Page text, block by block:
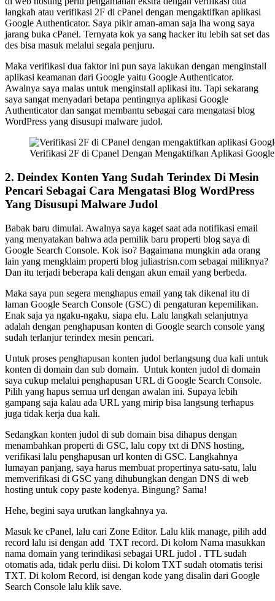
langkah atau verifikasi 2F di cPanel dengan mengaktifkan aplikasi
Google Authenticator. Saya pikir aman-aman saja lha wong saya
jarang buka cPanel. Ternyata kok ya sang hacker itu lebih sat set das
des bisa masuk melalui segala penjuru.
Maka verifikasi dua faktor ini pun saya lakukan dengan menginstall
aplikasi keamanan dari Google yaitu Google Authenticator.
Awalnya saya malas untuk menginstall aplikasi itu. Tapi sekarang
saya sangat menyadari betapa pentingnya aplikasi Google
Authenticator dan sangat membantu sebagai cara mengatasi blog
WordPress yang disusupi malware judol.
Verifikasi 2F di Cpanel Dengan Mengaktifkan Aplikasi
2. Deindex Konten Yang Sudah Terindex Di Mesin
Pencari Sebagai Cara Mengatasi Blog WordPress
Yang Disusupi Malware Judol
Babak baru dimulai. Awalnya saya kaget saat ada notifikasi email
yang menyatakan bahwa ada pemilik baru properti blog saya di
Google Search Console. Kok iso? Bagaimana mungkin ada orang
lain yang mengklaim properti blog juliastrisn.com sebagai miliknya?
Dan itu terjadi beberapa kali dengan akun email yang berbeda.
Maka saya pun segera menghapus email yang tak dikenal itu di
laman Google Search Console (GSC) di pengaturan kepemilikan.
Enak saja ya ngaku-ngaku, siapa elu. Lalu langkah selanjutnya
adalah dengan penghapusan konten di Google search console yang
sudah terlanjur terindex mesin pencari.
Untuk proses penghapusan konten judol berlangsung dua kali untuk
konten di domain dan sub domain. Untuk konten judol di domain
saya cukup melalui penghapusan URL di Google Search Console.
Pilih yang hapus semua url dengan awalan ini. Supaya lebih
gampang saja kalau ada URL yang mirip bisa langsung terhapus
juga tidak kerja dua kali.
Sedangkan konten judol di sub domain bisa dihapus dengan
menambahkan properti di GSC, lalu copy txt di DNS hosting,
verifikasi lalu penghapusan url konten di GSC. Langkahnya
lumayan panjang, saya harus membuat propertinya satu-satu, lalu
memverifikasi di GSC yang dihubungkan dengan DNS di web
hosting untuk copy paste kodenya. Bingung? Sama!
Hehe, begini saya urutkan langkahnya ya.
Masuk ke cPanel, lalu cari Zone Editor. Lalu klik manage, pilih add
record lalu isi dengan add TXT record. Di kolom Nama masukkan
nama domain yang terindikasi sebagai URL judol . TTL sudah
otomatis ada, tidak perlu diisi. Di kolom TXT sudah otomatis terisi
TXT. Di kolom Record, isi dengan kode yang disalin dari Google
Search Console lalu klik save.